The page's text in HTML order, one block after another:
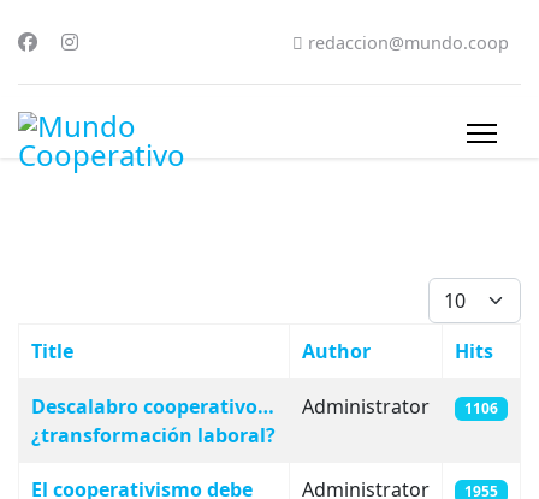
redaccion@mundo.coop
Display #
Title Author Hits
Descalabro cooperativo…
¿transformación laboral?
Administrator 1106
El cooperativismo debe
Administrator 1955